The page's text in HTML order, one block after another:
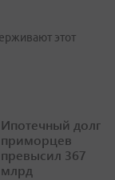
этот
Ипотечный долг
приморцев
превысил 367
млрд